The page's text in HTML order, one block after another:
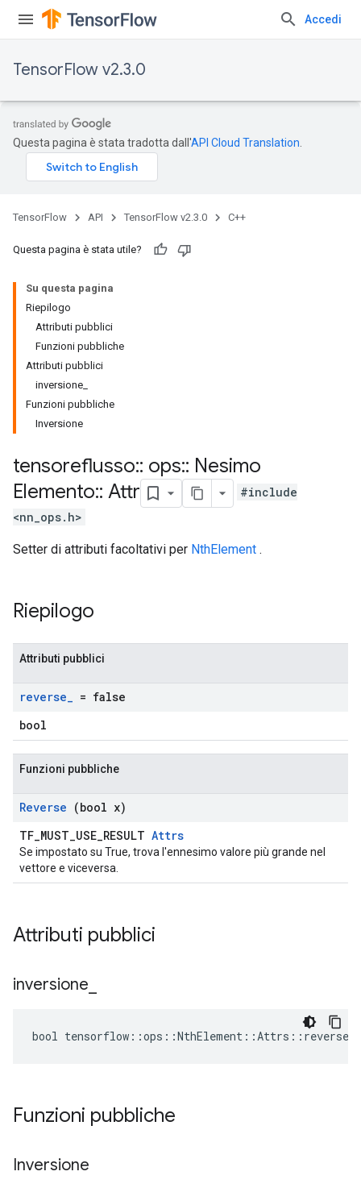
Accedi
TensorFlow v2.3.0
Questa pagina è stata tradotta dall'API Cloud Translation
TensorFlow API TensorFlow v2.3.0 C++
Questa pagina è stata utile?
Su questa pagina
Riepilogo
Attributi pubblici
Funzioni pubbliche
Attributi pubblici
inversione_
Funzioni pubbliche
Inversione
tensoreflusso:: ops:: Nesimo
Elemento:: Attr
#include
<nn_ops.h>
Setter di attributi facoltativi per NthElement .
Riepilogo
Attributi pubblici
reverse_ = false
bool
Funzioni pubbliche
Reverse (bool x)
TF_MUST_USE_RESULT Attrs
Se impostato su True, trova l'ennesimo valore più grande nel
vettore e viceversa.
Attributi pubblici
inversione
bool
Funzioni pubbliche
Inversione